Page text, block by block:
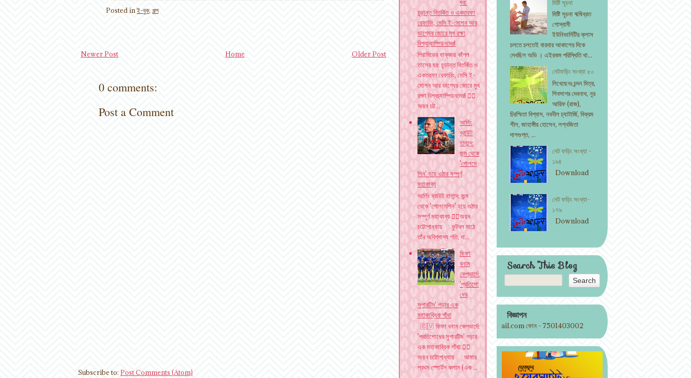
Posted inই-বুক, গল্প
Newer Post Older Post
Home
0 comments:
Post a Comment
Subscribe to: Post Comments (Atom)
মিষ্টি সূচনা
মিষ্টি সূচনা ঋষিব্রত
গোস্বামী
ইউনিভার্সিটির ক্লাস
চলতে চলতেই বারবার আকাশের দিকে
দেখছিল অভি । এইরকম পরিস্থিতি থা...
নেটফড়িং সংখ্যা ৫০
লিখেছেনঃ চন্দন মিত্র,
শিবসাগর দেবনাথ, নূর
আরিফ (রাজ),
চিরস্মিতা বিশ্বাস, নবনীল চ্যাটার্জি, বিক্রম
শীল, জাহাঙ্গীর হোসেন, লগ্নজিতা
দাশগুপ্ত, ...
নেট ফড়িং সংখ্যা -
১৯৪
Download
নেট ফড়িং সংখ্যা-
১৭৯
Download
Search This Blog
বিজ্ঞাপন
বিজ্ঞাপন দিতে যোগাযোগ করুন। ইমেইল - netphoring@gmail.com ফোন - 7501403002
চূড়ান্ত বিতর্কিত ও একতরফা
রেফারিং, মেসি ই-মোশন আর
ভাগ্যের জোরে মুখ রক্ষা
বিশ্বচ্যাম্পিয়নদের!
পিরামিডের ধাক্কায় কাঁপল
তাসের ঘর: চূড়ান্ত বিতর্কিত ও
একতরফা রেফারিং, মেসি ই-
মোশন আর ভাগ্যের জোরে মুখ
রক্ষা বিশ্বচ্যাম্পিয়নদের! ✍🏽
অয়ন চট্ট...
আর্লিং
ব্রাউট
হালান্দ:
জন্ম থেকে
'গোলমে
শিন' হয়ে ওঠার সম্পূর্ণ
মহাকাব্য
আর্লিং ব্রাউট হালান্দ: জন্ম
থেকে 'গোলমেশিন' হয়ে ওঠার
সম্পূর্ণ মহাকাব্য ✍🏽অয়ন
চট্টোপাধ্যায় ফুটবল মাঠে
তাঁর অবিশ্বাস্য গতি, দা...
ফিফা
বনাম
কেপ্ভার্দে:
'প্রতিশো
ধের
সুপারটিম' গড়ার এক
মহাকাব্যিক গাঁথা
🇨🇻 ফিফা বনাম কেপ্ভার্দে:
'প্রতিশোধের সুপারটিম' গড়ার
এক মহাকাব্যিক গাঁথা ✍🏽
অয়ন চট্টোপাধ্যায় আমার
প্রথম স্পোর্টস কলাম (এক ...